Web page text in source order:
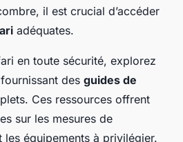
il est crucial d’accéder
adéquates.
en toute sécurité, explorez
des guides de
Ces ressources offrent
sur les mesures de
les équipements à privilégier.